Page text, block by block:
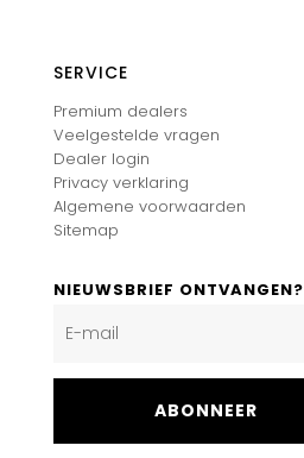
SERVICE
Premium dealers
Veelgestelde vragen
Dealer login
Privacy verklaring
Algemene voorwaarden
Sitemap
NIEUWSBRIEF ONTVANGEN?
ABONNEER